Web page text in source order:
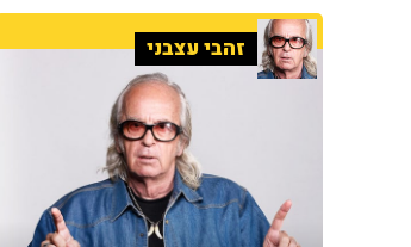
זהבי עצבני